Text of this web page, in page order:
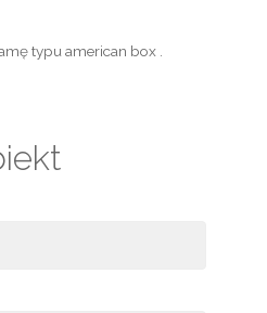
typu american box .